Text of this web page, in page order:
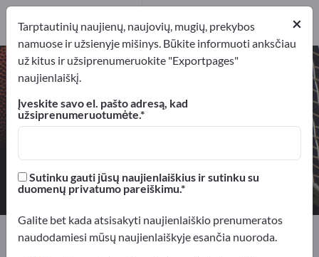
Futbolo vartai – raskite gamintojus
ir tiekėjus
Eksportuotojai Gamintojai
1
Gamintojai2
Platintojai
Exportpages Sportas ir laisvalaikis
Sporto prekės
×
Tarptautinių naujienų, naujovių, mugių, prekybos
namuose ir užsienyje mišinys. Būkite informuoti anksčiau
už kitus ir užsiprenumeruokite "Exportpages"
naujienlaiškį.
Įveskite savo el. pašto adresą, kad
užsiprenumeruotumėte.
Sutinku gauti jūsų naujienlaiškius ir sutinku su
duomenų privatumo pareiškimu.
Galite bet kada atsisakyti naujienlaiškio prenumeratos
naudodamiesi mūsų naujienlaiškyje esančia nuoroda.